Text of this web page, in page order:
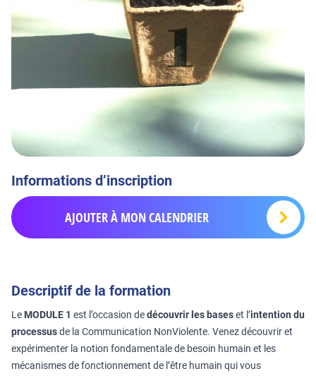
Informations d’inscription
AJOUTER À MON CALENDRIER
Descriptif de la formation
Le MODULE 1 est l’occasion dedécouvrir les baseset l’intention du
processusde la Communication NonViolente. Venez découvrir et
expérimenter la notion fondamentale de besoin humain et les
mécanismes de fonctionnement de l’être humain qui vous